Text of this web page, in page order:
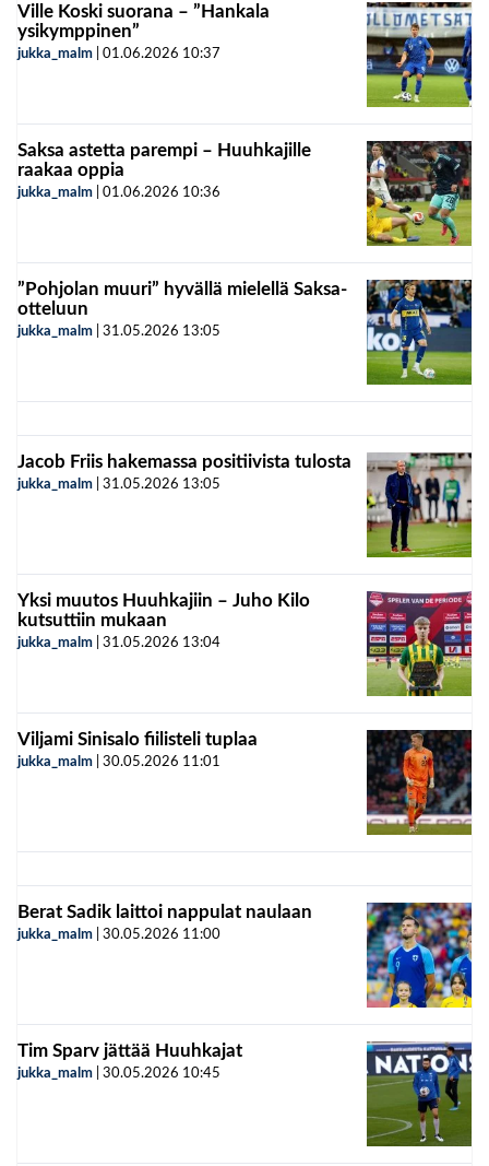
Ville Koski suorana – ”Hankala
ysikymppinen”
jukka_malm 01.06.2026 10:37
Saksa astetta parempi – Huuhkajille
raakaa oppia
jukka_malm 01.06.2026 10:36
”Pohjolan muuri” hyvällä mielellä Saksa-
otteluun
jukka_malm 31.05.2026 13:05
Jacob Friis hakemassa positiivista tulosta
jukka_malm 31.05.2026 13:05
Yksi muutos Huuhkajiin – Juho Kilo
kutsuttiin mukaan
jukka_malm 31.05.2026 13:04
Viljami Sinisalo fiilisteli tuplaa
jukka_malm 30.05.2026 11:01
Berat Sadik laittoi nappulat naulaan
jukka_malm 30.05.2026 11:00
Tim Sparv jättää Huuhkajat
jukka_malm 30.05.2026 10:45